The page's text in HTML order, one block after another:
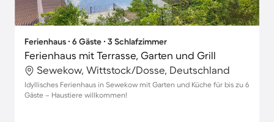
Ferienhaus ∙ 6 Gäste ∙ 3 Schlafzimmer
Ferienhaus mit Terrasse, Garten und Grill
Sewekow, Wittstock/Dosse, Deutschland
Idyllisches Ferienhaus in Sewekow mit Garten und Küche für bis zu 6
Gäste – Haustiere willkommen!